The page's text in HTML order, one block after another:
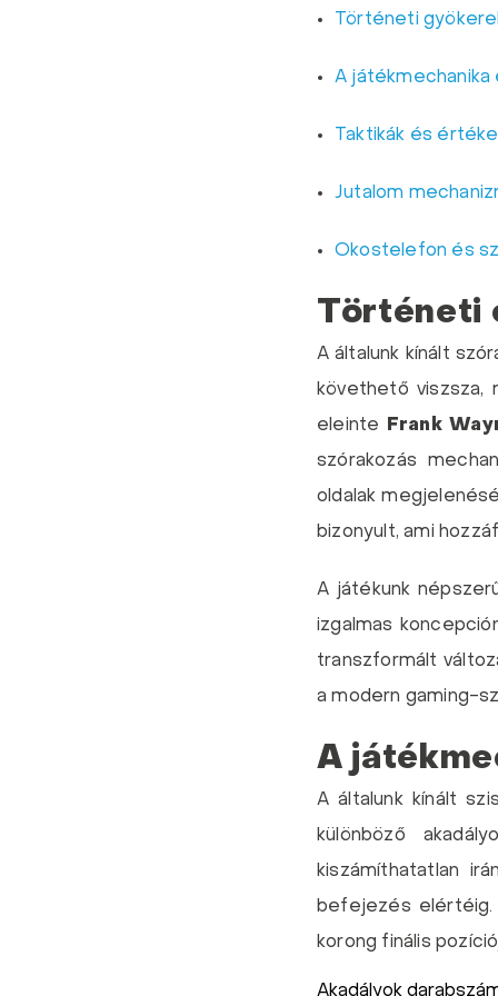
Történeti
A játékmechanika
Taktikák és
Jutalom
Okostelefon és
Történeti
A általunk kínált
követhető viszsza,
eleinte
Frank
szórakozás
oldalak
bizonyult, ami
A játékunk
izgalmas
transzformált
a modern gaming-
A
A általunk kínált
különböző
kiszámíthatatlan
befejezés elértéig.
korong finális
Akadályok